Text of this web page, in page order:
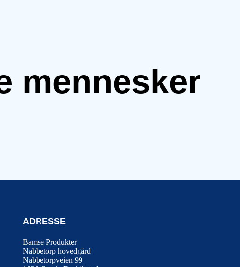
mennesker
ADRESSE
Bamse Produkter
Nabbetorp hovedgård
Nabbetorpveien 99